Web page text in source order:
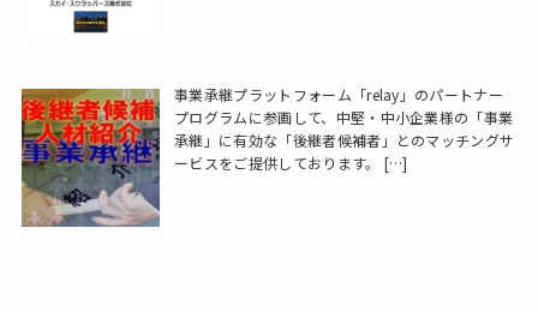
事業承継プラットフォーム「relay」のパートナー
プログラムに参画して、中堅・中小企業様の「事業
承継」に有効な「後継者候補者」とのマッチングサ
ービスをご提供しております。
[…]